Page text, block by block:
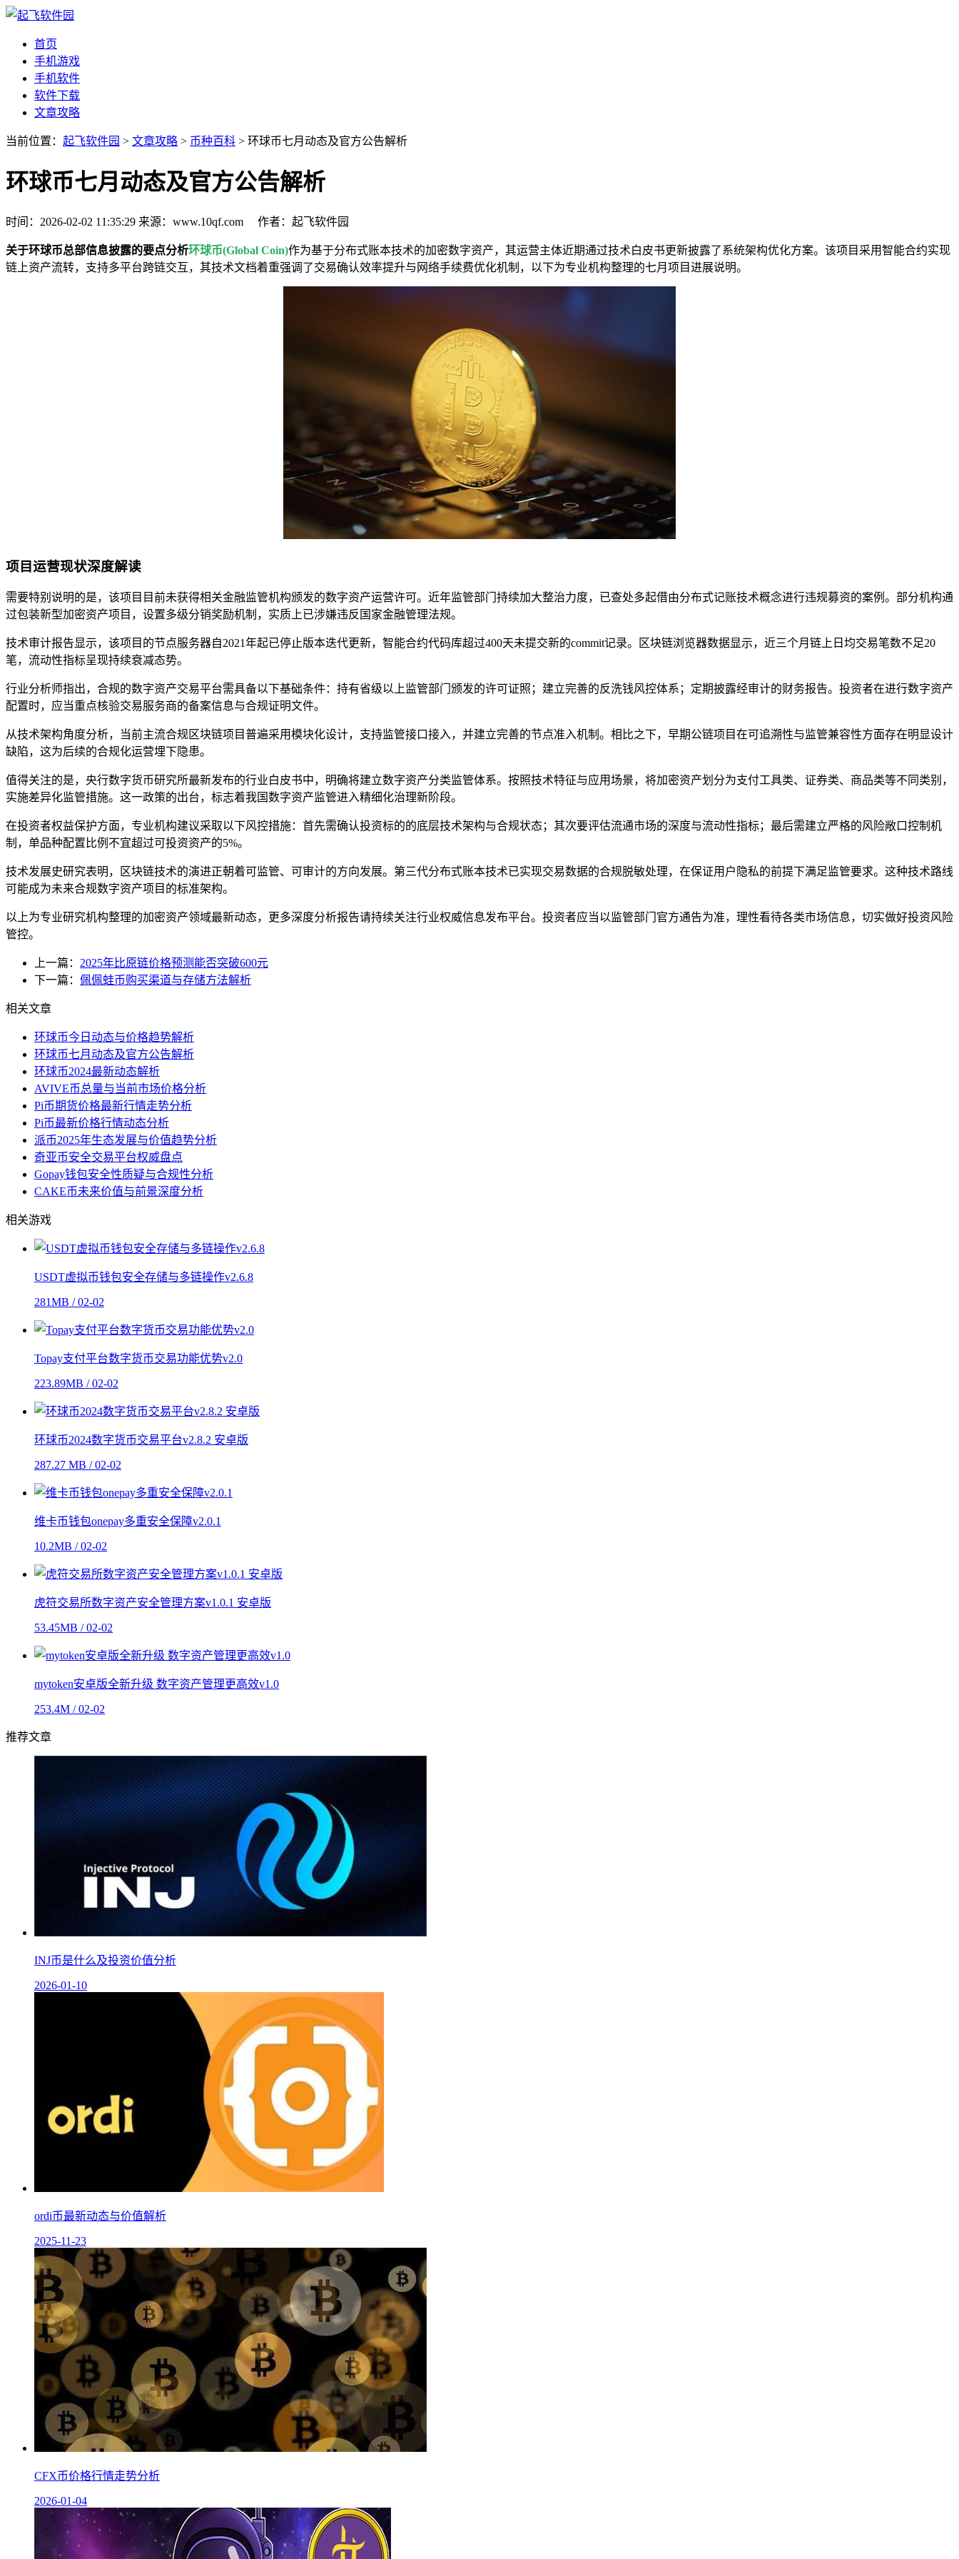
首页
手机游戏
手机软件
软件下载
文章攻略
当前位置： 起飞软件园 > 文章攻略 > 币种百科 > 环球币七月动态及官方公告解析
环球币七月动态及官方公告解析
时间：2026-02-02 11:35:29 来源：www.10qf.com 作者：起飞软件园
关于环球币总部信息披露的要点分析环球币(Global Coin)作为基于分布式账本技术的加密数字资产，其运营主体近期通过技术白皮书更新披露了系统架构优化方案。该项目采用智能合约实现
链上资产流转，支持多平台跨链交互，其技术文档着重强调了交易确认效率提升与网络手续费优化机制，以下为专业机构整理的七月项目进展说明。
项目运营现状深度解读
需要特别说明的是，该项目目前未获得相关金融监管机构颁发的数字资产运营许可。近年监管部门持续加大整治力度，已查处多起借由分布式记账技术概念进行违规募资的案例。部分机构通
过包装新型加密资产项目，设置多级分销奖励机制，实质上已涉嫌违反国家金融管理法规。
技术审计报告显示，该项目的节点服务器自2021年起已停止版本迭代更新，智能合约代码库超过400天未提交新的commit记录。区块链浏览器数据显示，近三个月链上日均交易笔数不足20
笔，流动性指标呈现持续衰减态势。
行业分析师指出，合规的数字资产交易平台需具备以下基础条件：持有省级以上监管部门颁发的许可证照；建立完善的反洗钱风控体系；定期披露经审计的财务报告。投资者在进行数字资产
配置时，应当重点核验交易服务商的备案信息与合规证明文件。
从技术架构角度分析，当前主流合规区块链项目普遍采用模块化设计，支持监管接口接入，并建立完善的节点准入机制。相比之下，早期公链项目在可追溯性与监管兼容性方面存在明显设计
缺陷，这为后续的合规化运营埋下隐患。
值得关注的是，央行数字货币研究所最新发布的行业白皮书中，明确将建立数字资产分类监管体系。按照技术特征与应用场景，将加密资产划分为支付工具类、证券类、商品类等不同类别，
实施差异化监管措施。这一政策的出台，标志着我国数字资产监管进入精细化治理新阶段。
在投资者权益保护方面，专业机构建议采取以下风控措施：首先需确认投资标的的底层技术架构与合规状态；其次要评估流通市场的深度与流动性指标；最后需建立严格的风险敞口控制机
制，单品种配置比例不宜超过可投资资产的5%。
技术发展史研究表明，区块链技术的演进正朝着可监管、可审计的方向发展。第三代分布式账本技术已实现交易数据的合规脱敏处理，在保证用户隐私的前提下满足监管要求。这种技术路线
可能成为未来合规数字资产项目的标准架构。
以上为专业研究机构整理的加密资产领域最新动态，更多深度分析报告请持续关注行业权威信息发布平台。投资者应当以监管部门官方通告为准，理性看待各类市场信息，切实做好投资风险
管控。
上一篇： 2025年比原链价格预测能否突破600元
下一篇： 佩佩蛙币购买渠道与存储方法解析
相关文章
环球币今日动态与价格趋势解析
环球币七月动态及官方公告解析
环球币2024最新动态解析
AVIVE币总量与当前市场价格分析
Pi币期货价格最新行情走势分析
Pi币最新价格行情动态分析
派币2025年生态发展与价值趋势分析
奇亚币安全交易平台权威盘点
Gopay钱包安全性质疑与合规性分析
CAKE币未来价值与前景深度分析
相关游戏
USDT虚拟币钱包安全存储与多链操作v2.6.8
281MB / 02-02
Topay支付平台数字货币交易功能优势v2.0
223.89MB / 02-02
环球币2024数字货币交易平台v2.8.2 安卓版
287.27 MB / 02-02
维卡币钱包onepay多重安全保障v2.0.1
10.2MB / 02-02
虎符交易所数字资产安全管理方案v1.0.1 安卓版
53.45MB / 02-02
mytoken安卓版全新升级 数字资产管理更高效v1.0
253.4M / 02-02
推荐文章
INJ币是什么及投资价值分析
2026-01-10
ordi币最新动态与价值解析
2025-11-23
CFX币价格行情走势分析
2026-01-04